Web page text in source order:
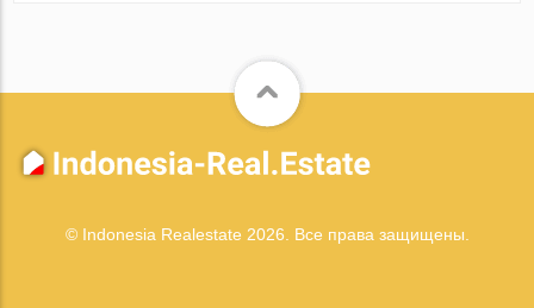
© Indonesia Realestate 2026. Все права защищены.